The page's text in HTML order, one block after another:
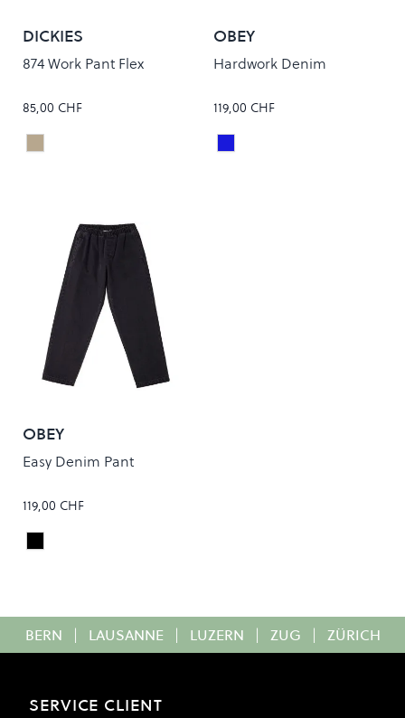
DICKIES
874 Work Pant Flex
85,00 CHF
Colour
Khaki
OBEY
Hardwork Denim
119,00 CHF
Colour
Light Indigo
OBEY
Easy Denim Pant
119,00 CHF
Colour
Faded Black
BERN | LAUSANNE | LUZERN | ZUG | ZÜRICH
SERVICE CLIENT